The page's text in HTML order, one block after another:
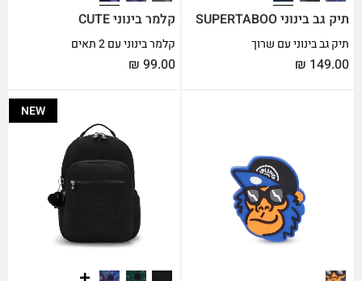
תיק גב בינוני SUPERTABOO
תיק גב בינוני עם שרוך
₪ 149.00
קלמר בינוני CUTE
קלמר בינוני עם 2 תאים
₪ 99.00
NEW